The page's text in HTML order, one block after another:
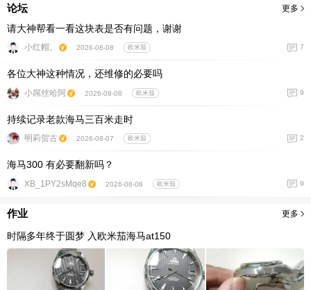
论坛 更多
请大神帮看一看这块表是否有问题，谢谢
小红帽。 2026-08-08 欧米茄 7
各位大神这种情况，还维修的必要吗
小屌丝哈阿 2026-08-08 欧米茄 9
持续记录老款海马三百米走时
明莉贺古 2026-08-07 欧米茄 2
海马300 有必要翻新吗？
XB_1PY2sMqe8 2026-08-08 欧米茄 9
作业 更多
时隔多年终于圆梦 入欧米茄海马at150